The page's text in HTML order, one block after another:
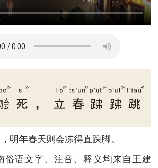
明年春天则会冻得直跺脚。
俗语文字、注音、释义均来自王建